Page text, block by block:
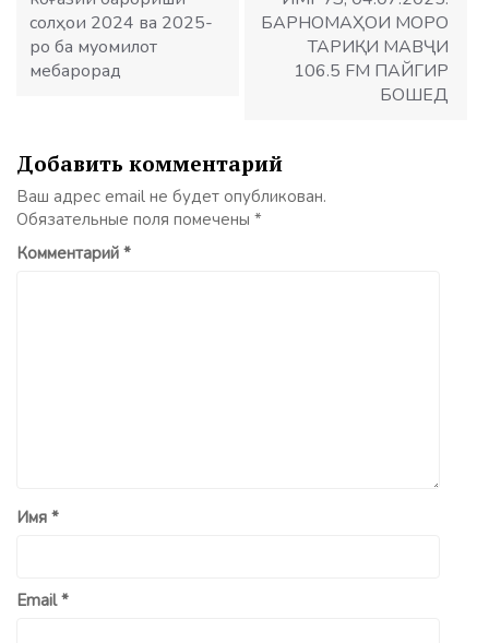
солҳои 2024 ва 2025-
ро ба муомилот
мебарорад
БАРНОМАҲОИ МОРО
ТАРИҚИ МАВҶИ
106.5 FM ПАЙГИР
БОШЕД
Добавить комментарий
Ваш адрес email не будет опубликован.
Обязательные поля помечены *
Комментарий *
Имя *
Email*